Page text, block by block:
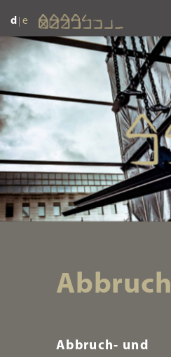
d | e
Abbruch
Abbruch- und